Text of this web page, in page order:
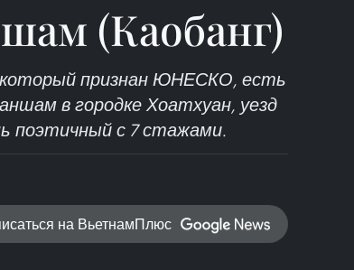
(Каобанг)
который признан ЮНЕСКО, есть
в городке Хоатхуан, уезд
поэтичный с 7 стажами.
на ВьетнамПлюс